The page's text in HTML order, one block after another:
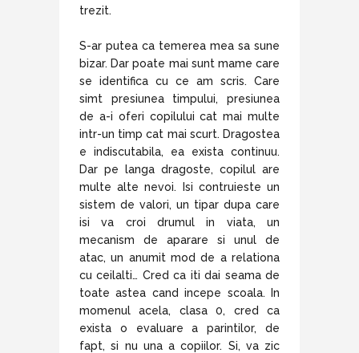
trezit.
S-ar putea ca temerea mea sa sune
bizar. Dar poate mai sunt mame care
se identifica cu ce am scris. Care
simt presiunea timpului, presiunea
de a-i oferi copilului cat mai multe
intr-un timp cat mai scurt. Dragostea
e indiscutabila, ea exista continuu.
Dar pe langa dragoste, copilul are
multe alte nevoi. Isi contruieste un
sistem de valori, un tipar dupa care
isi va croi drumul in viata, un
mecanism de aparare si unul de
atac, un anumit mod de a relationa
cu ceilalti… Cred ca iti dai seama de
toate astea cand incepe scoala. In
momenul acela, clasa 0, cred ca
exista o evaluare a parintilor, de
fapt, si nu una a copiilor. Si, va zic